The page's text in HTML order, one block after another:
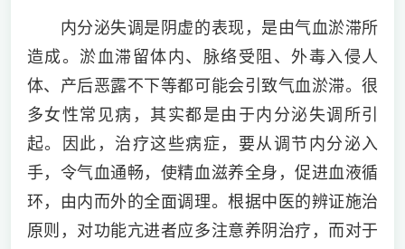
内分泌失调是阴虚的表现，是由气血淤滞所
造成。淤血滞留体内、脉络受阻、外毒入侵人
体、产后恶露不下等都可能会引致气血淤滞。很
多女性常见病，其实都是由于内分泌失调所引
起。因此，治疗这些病症，要从调节内分泌入
手，令气血通畅，使精血滋养全身，促进血液循
环，由内而外的全面调理。根据中医的辨证施治
原则，对功能亢进者应多注意养阴治疗，而对于